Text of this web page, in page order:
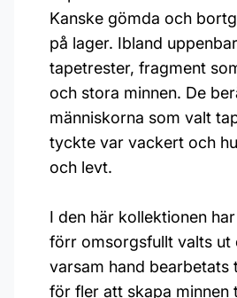
Kanske gömda och
på lager. Ibland
tapetrester, fragment
och stora minnen. De
människorna som valt
tyckte var vackert och
och levt.
I den här kollektionen
förr omsorgsfullt valts ut
varsam hand bearbetats
för fler att skapa minnen